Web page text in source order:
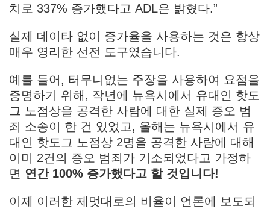
치로 337% 증가했다고 ADL은 밝혔다.”
실제 데이타 없이 증가율을 사용하는 것은 항상
매우 영리한 선전 도구였습니다.
예를 들어, 터무니없는 주장을 사용하여 요점을
증명하기 위해, 작년에 뉴욕시에서 유대인 핫도
그 노점상을 공격한 사람에 대한 실제 증오 범
죄 소송이 한 건 있었고, 올해는 뉴욕시에서 유
대인 핫도그 노점상 2명을 공격한 사람에 대해
이미 2건의 증오 범죄가 기소되었다고 가정하
면 연간 100% 증가했다고 할 것입니다!
이제 이러한 제멋대로의 비율이 언론에 보도되